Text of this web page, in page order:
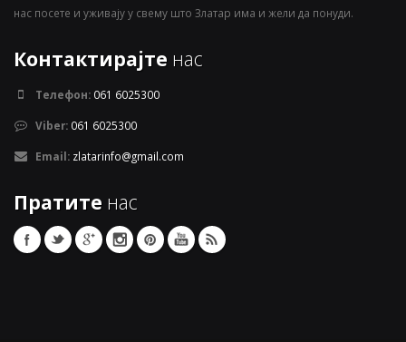
нас посете и уживају у свему што Златар има и жели да понуди.
Контактирајте нас
Телефон: 061 6025300
Viber: 061 6025300
Email: zlatarinfo@gmail.com
Пратите нас